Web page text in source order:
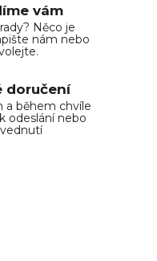
vám
Něco je
nám nebo
doručení
a během chvíle
odeslání nebo